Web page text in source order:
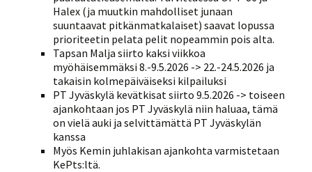
Halex (ja muutkin mahdolliset junaan
suuntaavat pitkänmatkalaiset) saavat lopussa
prioriteetin pelata pelit nopeammin pois alta.
Tapsan Malja siirto kaksi viikkoa
myöhäisemmäksi 8.-9.5.2026 -> 22.-24.5.2026 ja
takaisin kolmepäiväiseksi kilpailuksi
PT Jyväskylä kevätkisat siirto 9.5.2026 -> toiseen
ajankohtaan jos PT Jyväskylä niin haluaa, tämä
on vielä auki ja selvittämättä PT Jyväskylän
kanssa
Myös Kemin juhlakisan ajankohta varmistetaan
KePts:ltä.